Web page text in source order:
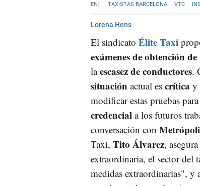
TAXISTAS BARCELONA VTC
Lorena Hens
El sindicato Élite Taxi
exámenes de obtención
laescasez de conductores.
situación actual es crítica y
modificar estas pruebas para
credencial a los futuros
conversación con Metrópoli
Taxi, Tito Álvarez,
extraordinaria, el sector del
medidas extraordinarias", y